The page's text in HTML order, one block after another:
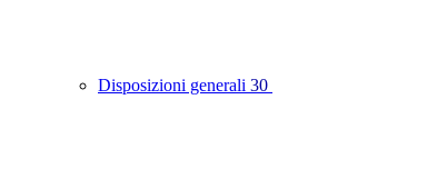
Disposizioni generali 30